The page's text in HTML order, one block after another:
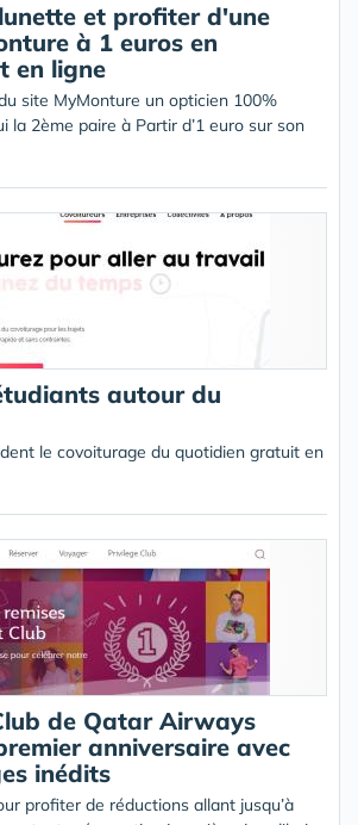
et profiter d'une
à 1 euros en
en ligne
site MyMonture un opticien 100%
la 2ème paire à Partir d’1 euro sur son
autour du
le covoiturage du quotidien gratuit en
de Qatar Airways
anniversaire avec
inédits
profiter de réductions allant jusqu’à